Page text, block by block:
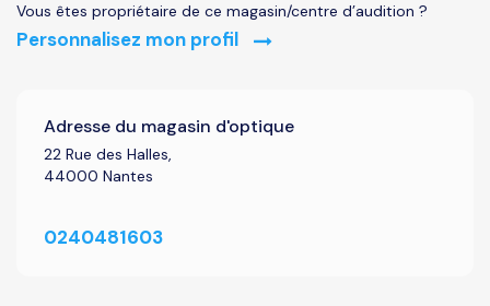
Vous êtes propriétaire de ce magasin/centre d’audition ?
Personnalisez mon profil
Adresse du magasin d'optique
22 Rue des Halles,
44000 Nantes
0240481603